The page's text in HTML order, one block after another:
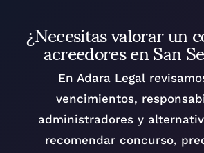
¿Necesitas valorar un
acreedores en San
En Adara Legal
vencimientos,
administradores y
recomendar concurso,